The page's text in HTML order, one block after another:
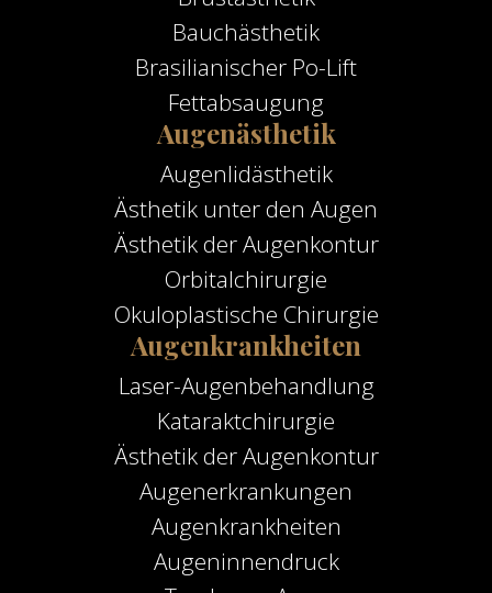
Bauchästhetik
Brasilianischer Po-Lift
Fettabsaugung
Augenästhetik
Augenlidästhetik
Ästhetik unter den Augen
Ästhetik der Augenkontur
Orbitalchirurgie
Okuloplastische Chirurgie
Augenkrankheiten
Laser-Augenbehandlung
Kataraktchirurgie
Ästhetik der Augenkontur
Augenerkrankungen
Augenkrankheiten
Augeninnendruck